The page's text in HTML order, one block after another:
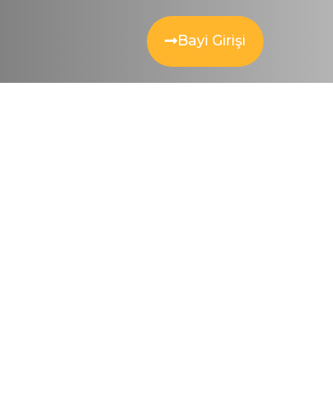
Bayi Girişi